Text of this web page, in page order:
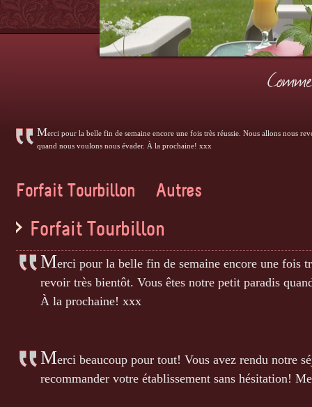
Merci pour la belle fin de semaine encore une fois très réussie. Nous allons nous
quand nous voulons nous évader. À la prochaine! xxx
Forfait Tourbillon Autres
Forfait Tourbillon
Merci pour la belle fin de semaine encore une fois
revoir très bientôt. Vous êtes notre petit paradis
À la prochaine! xxx
Merci beaucoup pour tout! Vous avez rendu notre
recommander votre établissement sans hésitation!